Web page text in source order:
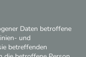
Daten betroffene
und
betreffenden